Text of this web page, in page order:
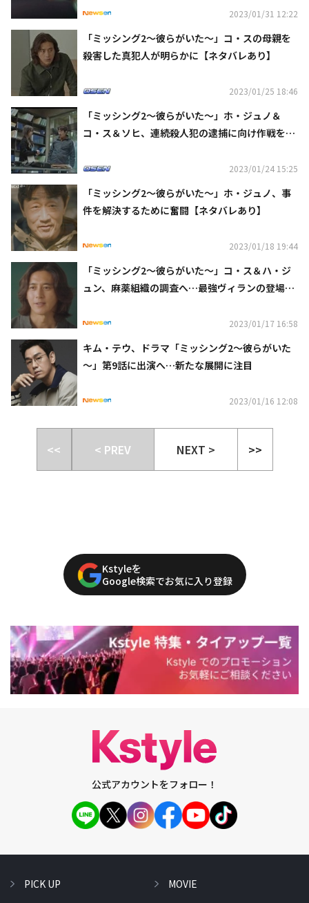
2023/01/31 12:22
「ミッシング2～彼らがいた～」コ・スの母親を
殺害した真犯人が明らかに【ネタバレあり】
2023/01/25 18:46
「ミッシング2～彼らがいた～」ホ・ジュノ＆
コ・ス＆ソヒ、連続殺人犯の逮捕に向け作戦を決
2023/01/24 15:25
「ミッシング2～彼らがいた～」ホ・ジュノ、事
件を解決するために奮闘【ネタバレあり】
2023/01/18 19:44
「ミッシング2～彼らがいた～」コ・ス＆ハ・ジ
ュン、麻薬組織の調査へ…最強ヴィランの登場に
2023/01/17 16:58
キム・テウ、ドラマ「ミッシング2～彼らがいた
～」第9話に出演へ…新たな展開に注目
2023/01/16 12:08
<< < PREV NEXT > >>
Kstyleを
Google検索でお気に入り登録
公式アカウントをフォロー！
PICK UP MOVIE